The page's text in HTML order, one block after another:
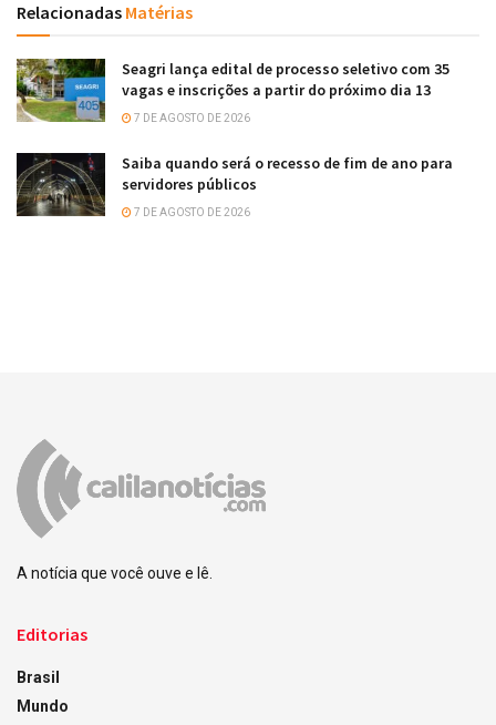
Relacionadas Matérias
Seagri lança edital de processo seletivo com 35
vagas e inscrições a partir do próximo dia 13
7 DE AGOSTO DE 2026
Saiba quando será o recesso de fim de ano para
servidores públicos
7 DE AGOSTO DE 2026
A notícia que você ouve e lê.
Editorias
Brasil
Mundo